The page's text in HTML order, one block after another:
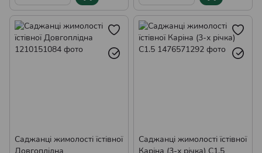
Саджанці жимолості їстівної
Саджанці жимолості їстівної